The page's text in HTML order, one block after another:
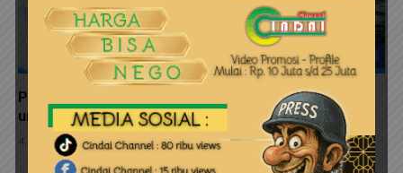
Pemkab Bintan Serahkan 11 Unit Kapal Perikanan
untuk Nelayan Kecil
4 Agustus 2026